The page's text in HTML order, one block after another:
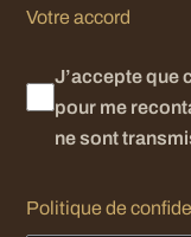
Votre accord
J’accepte que
pour me recontacter et établir ma
ne sont
Politique de